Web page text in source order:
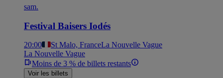
sam.
Festival Baisers Iodés
20:00 St Malo, FranceLa Nouvelle Vague
La Nouvelle Vague
Moins de 3 % de billets restants
Voir les billets